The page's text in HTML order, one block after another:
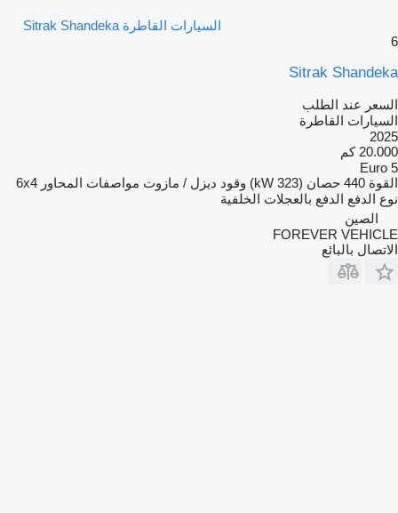
السيارات القاطرة Sitrak Shandeka
6
Sitrak Shandeka
السعر عند الطلب
السيارات القاطرة
2025
20.000 كم
Euro 5
القوة 440 حصان (323 kW) وقود ديزل / مازوت مواصفات المحاور 6x4
نوع الدفع الدفع بالعجلات الخلفية
الصين
FOREVER VEHICLE
الاتصال بالبائع